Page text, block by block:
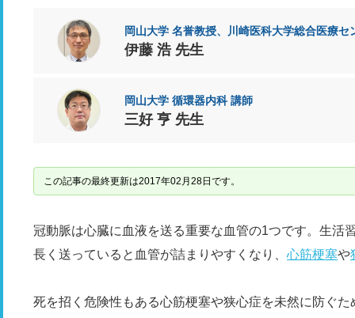
岡山大学 名誉教授、川崎医科大学総合医療セ
伊藤 浩 先生
岡山大学 循環器内科 講師
三好 亨 先生
この記事の最終更新は2017年02月28日です。
冠動脈は心臓に血液を送る重要な血管の1つです。生活
長く送っていると血管が詰まりやすくなり、 心筋梗塞や
死を招く危険性もある心筋梗塞や狭心症を未然に防ぐ